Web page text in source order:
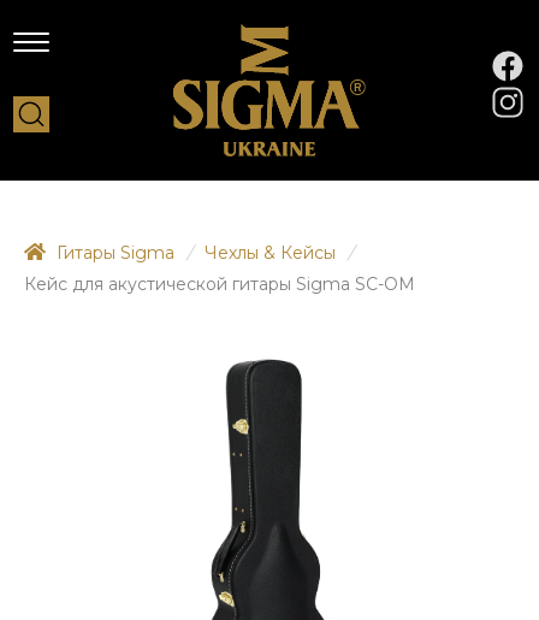
Гитары Sigma / Чехлы & Кейсы
/
Кейс для акустической гитары Sigma SC-OM